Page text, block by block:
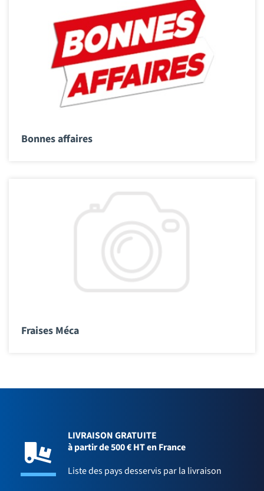
Bonnes affaires
Fraises Méca
LIVRAISON GRATUITE
à partir de 500 € HT en France
Liste des pays desservis par la livraison